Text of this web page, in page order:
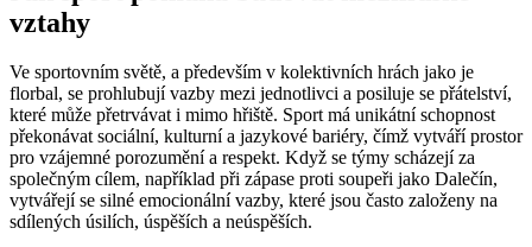
vztahy
Ve sportovním světě, a především v kolektivních hrách jako je
florbal, se prohlubují vazby mezi jednotlivci a posiluje se přátelství,
které může přetrvávat i mimo hřiště. Sport má unikátní schopnost
překonávat sociální, kulturní a jazykové bariéry, čímž vytváří prostor
pro vzájemné porozumění a respekt. Když se týmy scházejí za
společným cílem, například při zápase proti soupeři jako Dalečín,
vytvářejí se silné emocionální vazby, které jsou často založeny na
sdílených úsilích, úspěších a neúspěších.